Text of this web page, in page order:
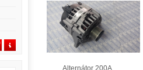
Alternátor 200A